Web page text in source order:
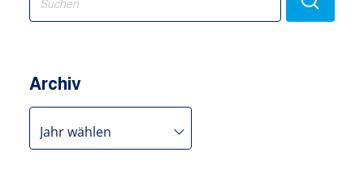
Archiv